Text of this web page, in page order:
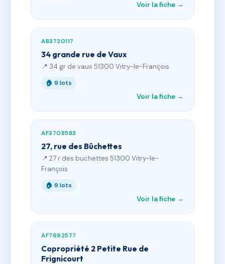
Voir la fiche →
AB3720117
34 grande rue de Vaux
📍 34 gr de vaux 51300 Vitry-le-François
🏠 9 lots
Voir la fiche →
AF3708583
27, rue des Bûchettes
📍 27 r des buchettes 51300 Vitry-le-
François
🏠 9 lots
Voir la fiche →
AF7692577
Copropriété 2 Petite Rue de
Frignicourt